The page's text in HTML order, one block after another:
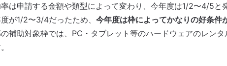
は申請する金額や類型によって変わり、今年度は1/2〜4/5と
が1/2〜3/4だったため、 今年度は枠によってかなりの好条件
補助対象枠では、PC・タブレット等のハードウェアのレン